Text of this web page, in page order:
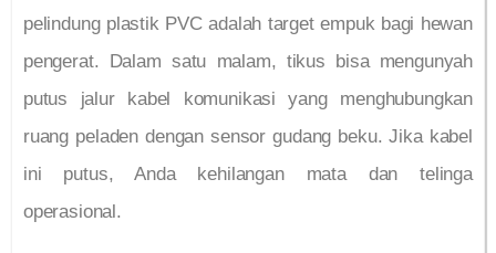
pelindung plastik PVC adalah target empuk bagi hewan
pengerat. Dalam satu malam, tikus bisa mengunyah
putus jalur kabel komunikasi yang menghubungkan
ruang peladen dengan sensor gudang beku. Jika kabel
ini putus, Anda kehilangan mata dan telinga
operasional.